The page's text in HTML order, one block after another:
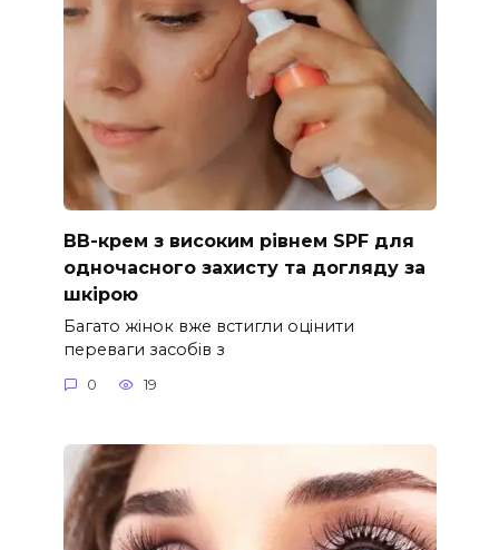
ВВ-крем з високим рівнем SPF для
одночасного захисту та догляду за
шкірою
Багато жінок вже встигли оцінити
переваги засобів з
0 19